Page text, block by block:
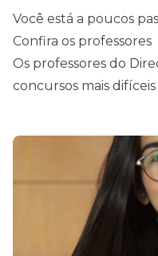
Você está a poucos
Confira os professores
Os professores do
concursos mais difíceis